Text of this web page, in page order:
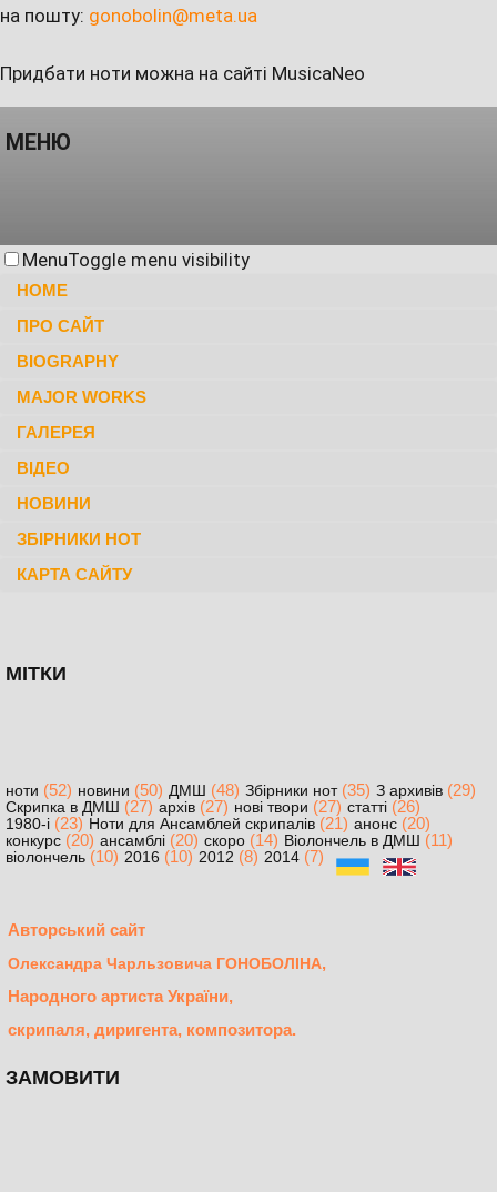
на пошту: gonobolin@meta.ua
Придбати ноти можна на сайті MusicaNeo
МЕНЮ
MenuToggle menu visibility
HOME
ПРО САЙТ
BIOGRAPHY
MAJOR WORKS
ГАЛЕРЕЯ
ВІДЕО
НОВИНИ
ЗБІРНИКИ НОТ
КАРТА САЙТУ
МІТКИ
ноти (52) новини (50) ДМШ (48) Збірники нот(35) З архивів (29)
Скрипка в ДМШ (27) архів (27) нові твори (27) статті (26)
1980-і (23) Ноти для Ансамблей скрипалів (21) анонс (20)
конкурс (20) ансамблі (20) скоро (14) Віолончель в ДМШ (11)
віолончель (10) 2016 (10) 2012 (8) 2014 (7)
Авторський сайт
Олександра Чарльзовича ГОНОБОЛІНА,
Народного артиста України,
скрипаля, диригента, композитора.
ЗАМОВИТИ